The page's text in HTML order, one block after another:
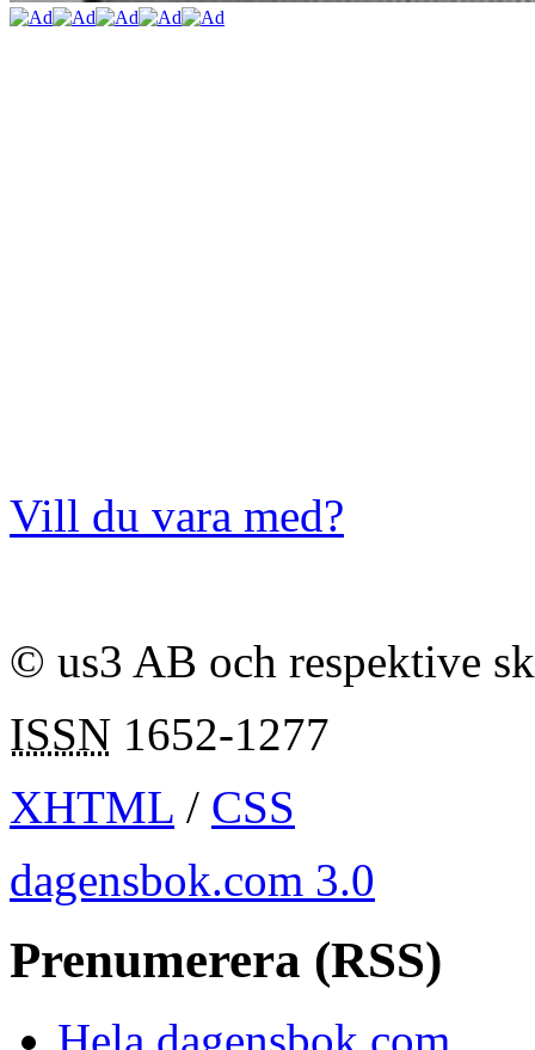
Vill du vara med?
© us3 AB och respektive
ISSN 1652-1277
XHTML / CSS
dagensbok.com 3.0
Prenumerera (RSS)